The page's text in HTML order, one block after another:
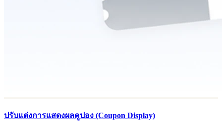
ปรับแต่งการแสดงผลคูปอง (Coupon Display)